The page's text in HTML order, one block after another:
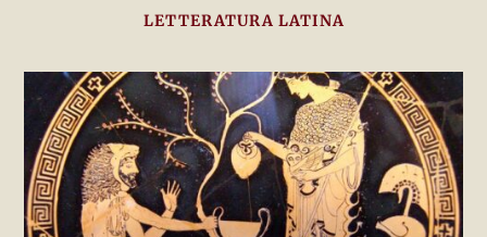
LETTERATURA LATINA